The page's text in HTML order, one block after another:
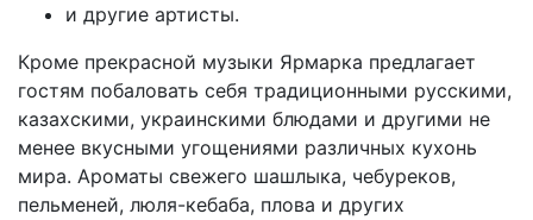
и другие артисты.
Кроме прекрасной музыки Ярмарка предлагает
гостям побаловать себя традиционными русскими,
казахскими, украинскими блюдами и другими не
менее вкусными угощениями различных кухонь
мира. Ароматы свежего шашлыка, чебуреков,
пельменей, люля-кебаба, плова и других